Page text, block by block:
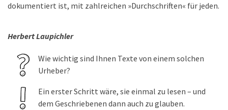
dokumentiert ist, mit zahlreichen »Durchschriften« für jeden.
Herbert Laupichler
Wie wichtig sind Ihnen Texte von einem solchen
Urheber?
Ein erster Schritt wäre, sie einmal zu lesen – und
dem Geschriebenen dann auch zu glauben.